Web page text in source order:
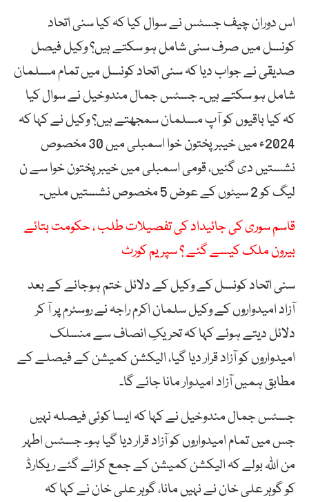
اس دوران چیف جسٹس نے سوال کیا کہ کیا سنی اتحاد
کونسل میں صرف سنی شامل ہو سکتے ہیں؟ وکیل فیصل
صدیقی نے جواب دیا کہ سنی اتحاد کونسل میں تمام مسلمان
شامل ہو سکتے ہیں۔ جسٹس جمال مندوخیل نے سوال کیا
کہ کیا باقیوں کو آپ مسلمان سمجھتے ہیں؟ وکیل نے کہا کہ
2024ء میں خیبر پختون خوا اسمبلی میں 30 مخصوص
نشستیں دی گئیں، قومی اسمبلی میں خیبر پختون خوا سے ن
لیگ کو 2 سیٹوں کے عوض 5 مخصوص نشستیں ملیں۔
قاسم سوری کی جائیداد کی تفصیلات طلب ، حکومت بتائے
بیرون ملک کیسے گئے ؟ سپریم کورٹ
سنی اتحاد کونسل کے وکیل کے دلائل ختم ہوجانے کے بعد
آزاد امیدواروں کے وکیل سلمان اکرم راجہ نے روسٹرم پر آ کر
دلائل دیتے ہوئے کہا کہ تحریکِ انصاف سے منسلک
امیدواروں کو آزاد قرار دیا گیا، الیکشن کمیشن کے فیصلے کے
مطابق ہمیں آزاد امیدوار مانا جائے گا۔
جسٹس جمال مندوخیل نے کہا کہ ایسا کوئی فیصلہ نہیں
جس میں تمام امیدواروں کو آزاد قرار دیا گیا ہو۔ جسٹس اطہر
من اللّٰہ بولے کہ الیکشن کمیشن کے جمع کرائے گئے ریکارڈ
کو گوہر علی خان نے نہیں مانا، گوہر علی خان نے کہا کہ